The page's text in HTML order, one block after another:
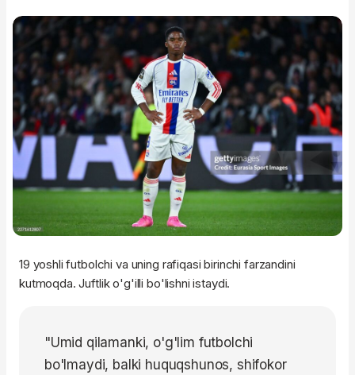
19 yoshli futbolchi va uning rafiqasi birinchi farzandini
kutmoqda. Juftlik o'g'illi bo'lishni istaydi.
"Umid qilamanki, o'g'lim futbolchi
bo'lmaydi, balki huquqshunos, shifokor